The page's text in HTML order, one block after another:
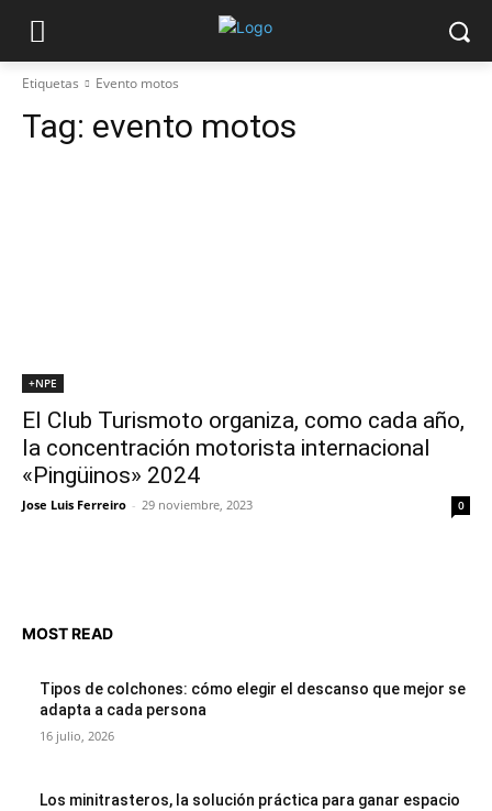
Etiquetas Evento motos
Tag: evento motos
+NPE
El Club Turismoto organiza, como cada año,
la concentración motorista internacional
«Pingüinos» 2024
Jose Luis Ferreiro - 29 noviembre, 2023 0
MOST READ
Tipos de colchones: cómo elegir el descanso que mejor se
adapta a cada persona
16 julio, 2026
Los minitrasteros, la solución práctica para ganar espacio